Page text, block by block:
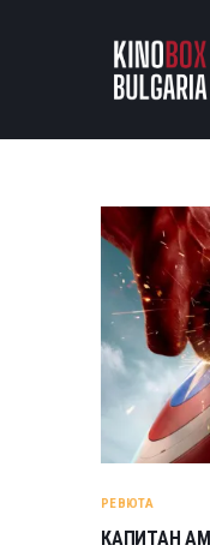
АНАЛИЗИ
БАХТИ
ЗА НАС
РЕВЮТА
КАПИТАН